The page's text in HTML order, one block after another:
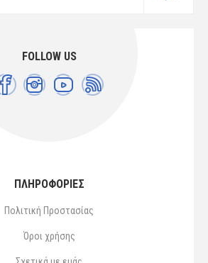
FOLLOW US
ΠΛΗΡΟΦΟΡΙΕΣ
Πολιτική Προστασίας
Όροι χρήσης